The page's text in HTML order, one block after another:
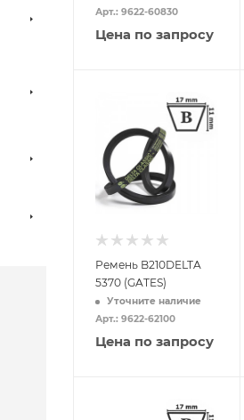
Арт.: 9622-60830
Цена по запросу
Ремень B210DELTA
5370 (GATES)
Уточните наличие
Арт.: 9622-62100
Цена по запросу